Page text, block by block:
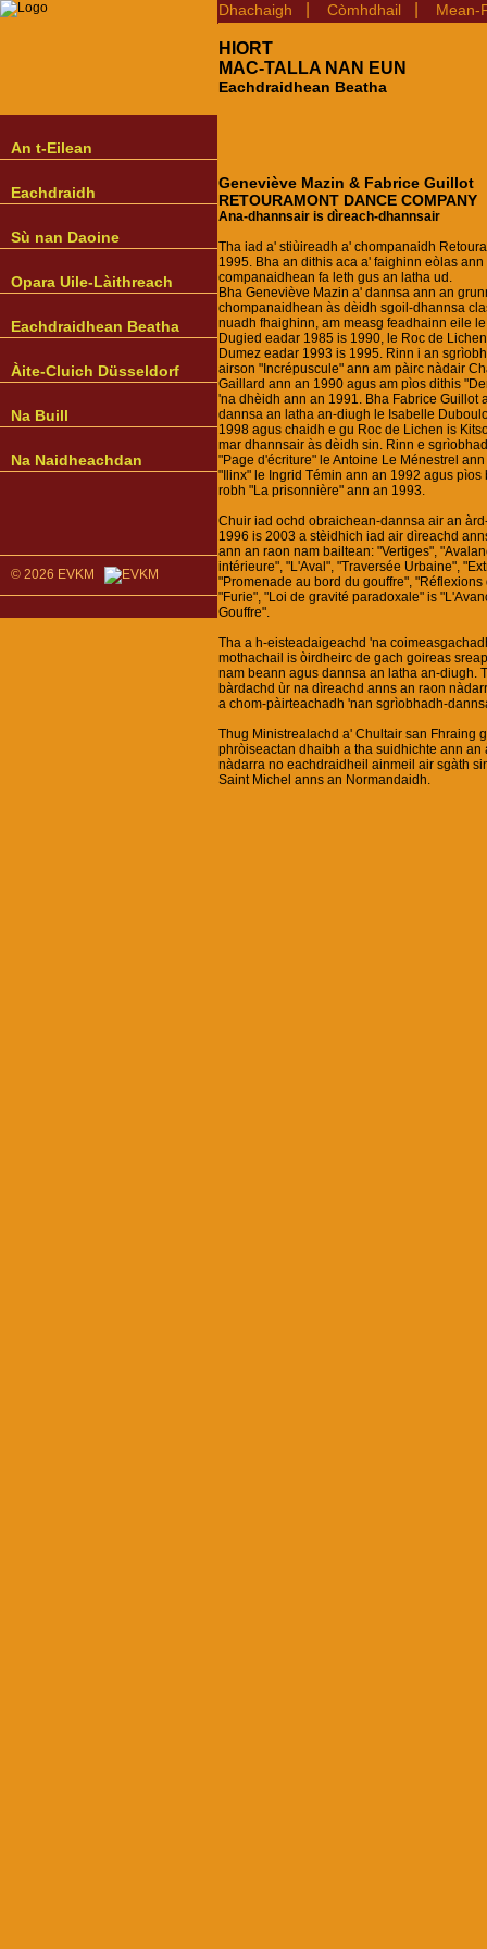
An t-Eilean
Eachdraidh
Sù nan Daoine
Opara Uile-Làithreach
Eachdraidhean Beatha
Àite-Cluich Düsseldorf
Na Buill
Na Naidheachdan
© 2026 EVKM
Dhachaigh Còmhdhail Mean-
HIORT
MAC-TALLA NAN EUN
Eachdraidhean Beatha
Geneviève Mazin & Fabrice Guillot
RETOURAMONT DANCE COMPANY
Ana-dhannsair is dìreach-dhannsair
Tha iad a' stiùireadh a' chompanaidh
1995. Bha an dithis aca a' faighinn eòlas ann
companaidhean fa leth gus an latha ud.
Bha Geneviève Mazin a' dannsa ann an
chompanaidhean às dèidh sgoil-dhannsa
nuadh fhaighinn, am measg feadhainn eile
Dugied eadar 1985 is 1990, le Roc de
Dumez eadar 1993 is 1995. Rinn i an
airson "Incrépuscule" ann am pàirc nàdair
Gaillard ann an 1990 agus am pìos dithis
'na dhèidh ann an 1991. Bha Fabrice Guillot
dannsa an latha an-diugh le Isabelle
1998 agus chaidh e gu Roc de Lichen is
mar dhannsair às dèidh sin. Rinn e
"Page d'écriture" le Antoine Le Ménestrel
"Ilinx" le Ingrid Témin ann an 1992 agus pìos
robh "La prisonnière" ann an 1993.
Chuir iad ochd obraichean-dannsa air an
1996 is 2003 a stèidhich iad air dìreachd
ann an raon nam bailtean: "Vertiges",
intérieure", "L'Aval", "Traversée Urbaine",
"Promenade au bord du gouffre", "Réflexions
"Furie", "Loi de gravité paradoxale" is
Gouffre".
Tha a h-eisteadaigeachd 'na
mothachail is òirdheirc de gach goireas
nam beann agus dannsa an latha an-diugh.
bàrdachd ùr na dìreachd anns an raon
a chom-pàirteachadh 'nan sgrìobhadh-
Thug Ministrealachd a' Chultair san Fhraing
phròiseactan dhaibh a tha suidhichte ann an
nàdarra no eachdraidheil ainmeil air sgàth
Saint Michel anns an Normandaidh.